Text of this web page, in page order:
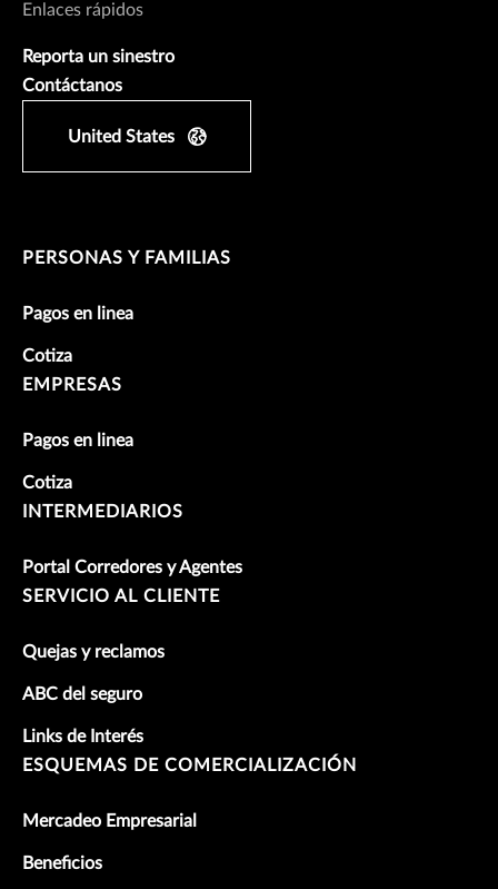
Enlaces rápidos
Reporta un sinestro
Contáctanos
United States
PERSONAS Y FAMILIAS
Pagos en linea
Cotiza
EMPRESAS
Pagos en linea
Cotiza
INTERMEDIARIOS
Portal Corredores y Agentes
SERVICIO AL CLIENTE
Quejas y reclamos
ABC del seguro
Links de Interés
ESQUEMAS DE COMERCIALIZACIÓN
Mercadeo Empresarial
Beneficios